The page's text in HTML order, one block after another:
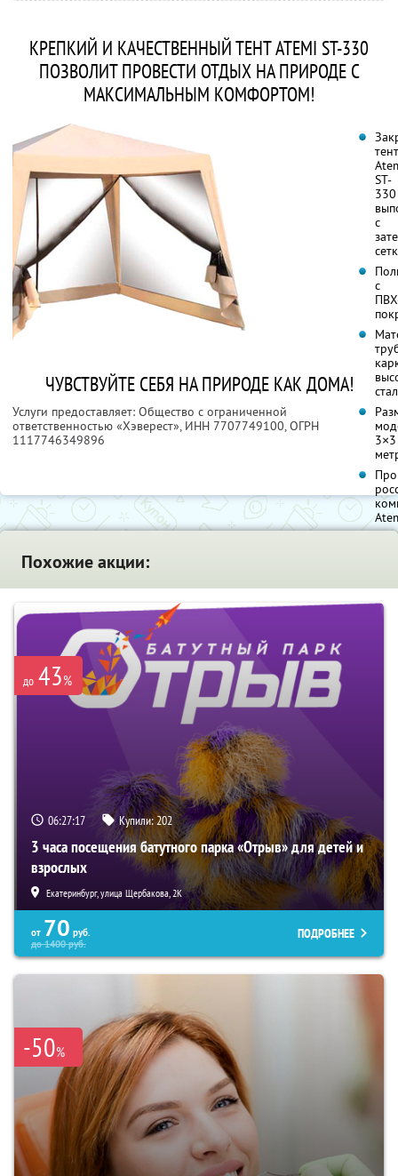
КРЕПКИЙ И КАЧЕСТВЕННЫЙ ТЕНТ ATEMI ST-330
ПОЗВОЛИТ ПРОВЕСТИ ОТДЫХ НА ПРИРОДЕ С
МАКСИМАЛЬНЫМ КОМФОРТОМ!
тент
ST-
330
с
с
3×3
ЧУВСТВУЙТЕ СЕБЯ НА ПРИРОДЕ КАК ДОМА!
Услуги предоставляет: Общество с ограниченной
ответственностью «Хэверест», ИНН 7707749100, ОГРН
1117746349896
Похожие акции:
до 43%
06:27:16 Купили:202
3 часа посещения батутного парка «Отрыв» для детей и
взрослых
Екатеринбург, улица Щербакова, 2К
от 70 руб.
до1400руб.
ПОДРОБНЕЕ
-50%